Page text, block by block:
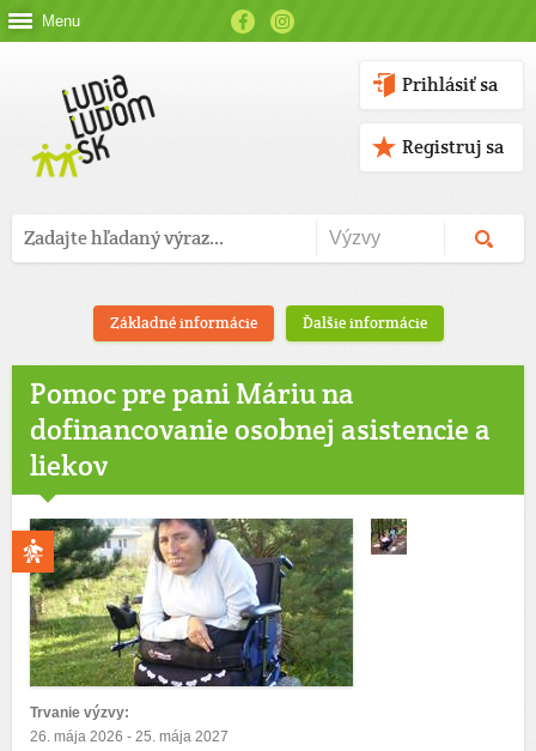
Menu
Prihlásiť sa
Registruj sa
Základné informácie Ďalšie informácie
Pomoc pre pani Máriu na
dofinancovanie osobnej asistencie a
liekov
Trvanie výzvy:
26. mája 2026 - 25. mája 2027